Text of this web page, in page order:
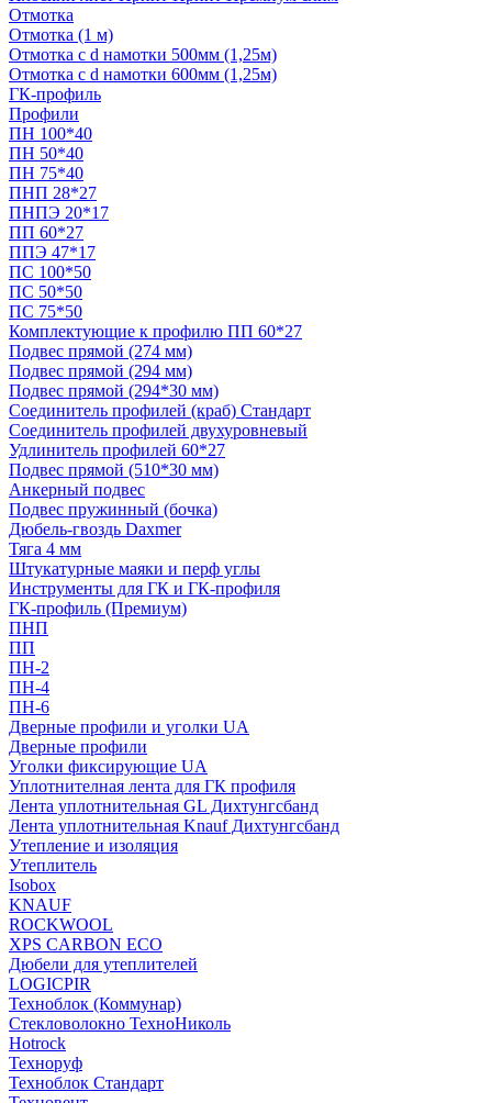
Отмотка
Отмотка (1 м)
Отмотка с d намотки 500мм (1,25м)
Отмотка с d намотки 600мм (1,25м)
ГК-профиль
Профили
ПН 100*40
ПН 50*40
ПН 75*40
ПНП 28*27
ПНПЭ 20*17
ПП 60*27
ППЭ 47*17
ПС 100*50
ПС 50*50
ПС 75*50
Комплектующие к профилю ПП 60*27
Подвес прямой (274 мм)
Подвес прямой (294 мм)
Подвес прямой (294*30 мм)
Соединитель профилей (краб) Стандарт
Соединитель профилей двухуровневый
Удлинитель профилей 60*27
Подвес прямой (510*30 мм)
Анкерный подвес
Подвес пружинный (бочка)
Дюбель-гвоздь Daxmer
Тяга 4 мм
Штукатурные маяки и перф углы
Инструменты для ГК и ГК-профиля
ГК-профиль (Премиум)
ПНП
ПП
ПН-2
ПН-4
ПН-6
Дверные профили и уголки UA
Дверные профили
Уголки фиксирующие UA
Уплотнителная лента для ГК профиля
Лента уплотнительная GL Дихтунгсбанд
Лента уплотнительная Knauf Дихтунгсбанд
Утепление и изоляция
Утеплитель
Isobox
KNAUF
ROCKWOOL
XPS CARBON ECO
Дюбели для утеплителей
LOGICPIR
Техноблок (Коммунар)
Стекловолокно ТехноНиколь
Hotrock
Технoруф
Техноблок Стандарт